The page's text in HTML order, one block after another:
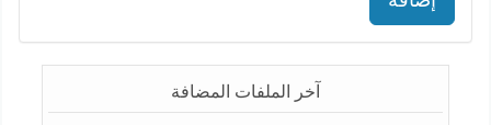
آخر الملفات المضافة